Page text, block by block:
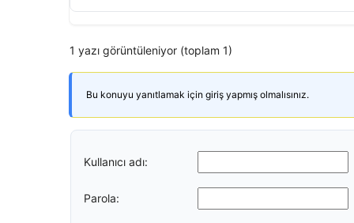
1 yazı görüntüleniyor (toplam 1)
Bu konuyu yanıtlamak için giriş yapmış olmalısınız.
Kullanıcı adı:
Parola: